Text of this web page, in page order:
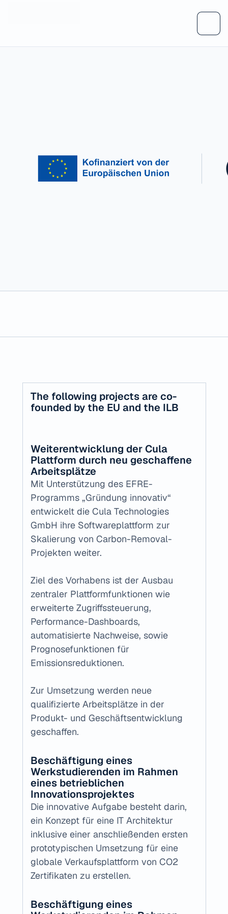
The following projects are co-
founded by the EU and the ILB
Weiterentwicklung der Cula
Plattform durch neu geschaffene
Arbeitsplätze
Mit Unterstützung des EFRE-
Programms „Gründung innovativ“
entwickelt die Cula Technologies
GmbH ihre Softwareplattform zur
Skalierung von Carbon-Removal-
Projekten weiter.
Ziel des Vorhabens ist der Ausbau
zentraler Plattformfunktionen wie
erweiterte Zugriffssteuerung,
Performance-Dashboards,
automatisierte Nachweise, sowie
Prognosefunktionen für
Emissionsreduktionen.
Zur Umsetzung werden neue
qualifizierte Arbeitsplätze in der
Produkt- und Geschäftsentwicklung
geschaffen.
Beschäftigung eines
Werkstudierenden im Rahmen
eines betrieblichen
Innovationsprojektes
Die innovative Aufgabe besteht darin,
ein Konzept für eine IT Architektur
inklusive einer anschließenden ersten
prototypischen Umsetzung für eine
globale Verkaufsplattform von CO2
Zertifikaten zu erstellen.
Beschäftigung eines